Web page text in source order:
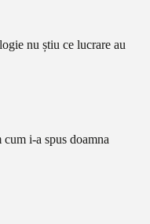
nu știu ce lucrare au
i-a spus doamna